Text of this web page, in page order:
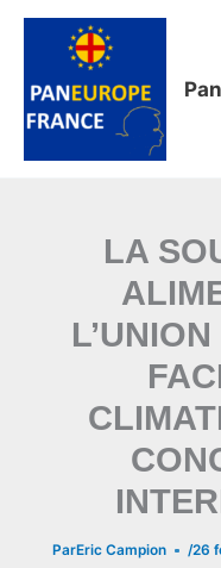
Aller
LA
ParEric Campion /26